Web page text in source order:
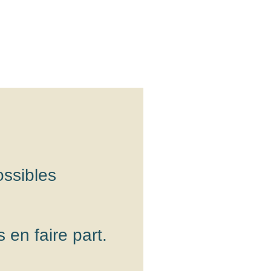
en faire part.